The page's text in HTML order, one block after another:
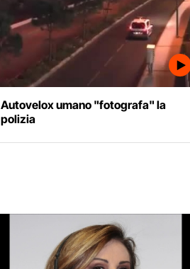
Autovelox umano "fotografa" la
polizia